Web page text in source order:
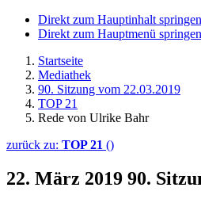
Direkt zum Hauptinhalt springen
Direkt zum Hauptmenü springen
Startseite
Mediathek
90. Sitzung vom 22.03.2019
TOP 21
Rede von Ulrike Bahr
zurück zu: TOP 21 ()
22. März 2019 90.